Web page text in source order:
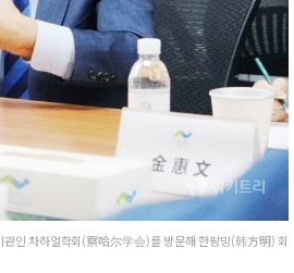
관인 차하얼학회(察哈尔学会)를 방문해 한팡밍(韩方明) 회